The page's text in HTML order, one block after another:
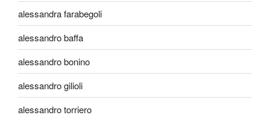
alessandra farabegoli
alessandro baffa
alessandro bonino
alessandro gilioli
alessandro torriero